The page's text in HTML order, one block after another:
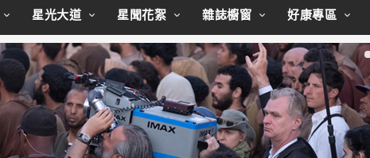
星光大道 星聞花絮 雜誌櫥窗 好康專區